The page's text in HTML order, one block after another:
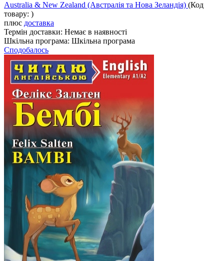
Australia & New Zealand (Австралія та Нова Зеландія) (Код
товару: )
плюс доставка
Термін доставки: Немає в наявності
Шкільна програма: Шкільна програма
Сподобалось